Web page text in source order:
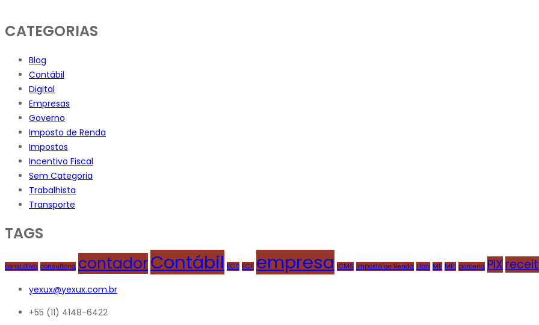
CATEGORIAS
Blog
Contábil
Digital
Empresas
Governo
Imposto de Renda
Impostos
Incentivo Fiscal
Sem Categoria
Trabalhista
Transporte
TAGS
consultiva consultoria contadorContábil ECD ECF empresa ICMS Imposto de Renda Ltda ME MEI parceria PIX
yexux@yexux.com.br
+55 (11) 4148-6422